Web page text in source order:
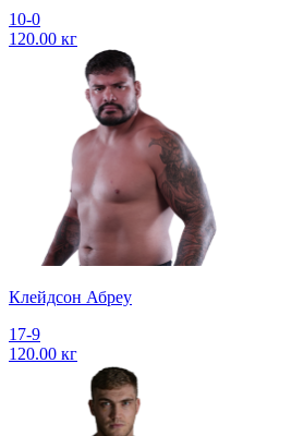
10-0
120.00 кг
Клейдсон Абреу
17-9
120.00 кг